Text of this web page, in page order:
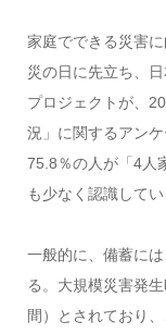
家庭でできる災害
災の日に先立ち、
プロジェクトが、
況」に関するアン
75.8％の人が「4人
も少なく認識して
一般的に、備蓄に
る。大規模災害発
間）とされており